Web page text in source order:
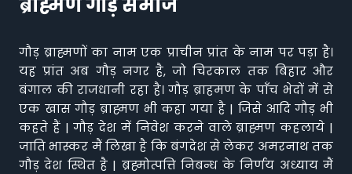
गौड़ ब्राह्मणों का नाम एक प्राचीन प्रांत के नाम पर पड़ा है।
यह प्रांत अब गौड़ नगर है, जो चिरकाल तक बिहार और
बंगाल की राजधानी रहा है। गौड़ ब्राहमण के पाँच भेदों में से
एक खास गौड़ ब्राह्मण भी कहा गया है | जिसे आदि गौड़ भी
कहते हैं | गौड़ देश में निवेश करने वाले ब्राह्मण कहलाये |
जाति भास्कर मैं लिखा है कि बंगदेश से लेकर अमरनाथ तक
गौड़ देश स्थित है | ब्रह्मोत्पत्ति निबन्ध के निर्णय अध्याय मैं